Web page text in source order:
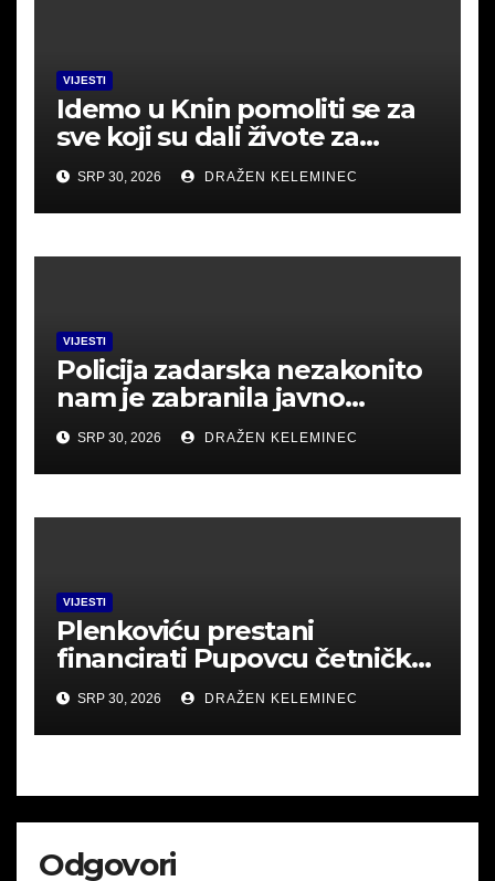
VIJESTI
Idemo u Knin pomoliti se za
sve koji su dali živote za
Hrvatsku.
SRP 30, 2026 DRAŽEN KELEMINEC
VIJESTI
Policija zadarska nezakonito
nam je zabranila javno
okupljanje u Srbu i mislila
uhititi .Poslušajte
SRP 30, 2026 DRAŽEN KELEMINEC
VIJESTI
Plenkoviću prestani
financirati Pupovcu četničke
derneke.
SRP 30, 2026 DRAŽEN KELEMINEC
Odgovori